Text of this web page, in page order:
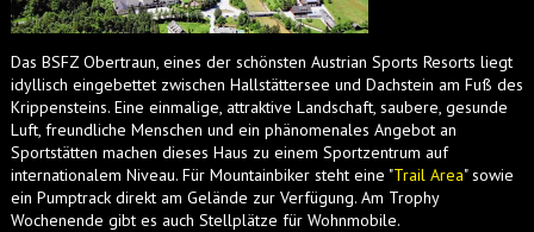
Das BSFZ Obertraun, eines der schönsten Austrian Sports Resorts liegt
idyllisch eingebettet zwischen Hallstättersee und Dachstein am Fuß des
Krippensteins. Eine einmalige, attraktive Landschaft, saubere, gesunde
Luft, freundliche Menschen und ein phänomenales Angebot an
Sportstätten machen dieses Haus zu einem Sportzentrum auf
internationalem Niveau. Für Mountainbiker steht eine "Trail Area" sowie
ein Pumptrack direkt am Gelände zur Verfügung. Am Trophy
Wochenende gibt es auch Stellplätze für Wohnmobile.